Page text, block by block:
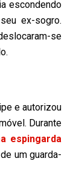
escondendo
ex-sogro.
se
e autorizou
Durante
espingarda
um guarda-